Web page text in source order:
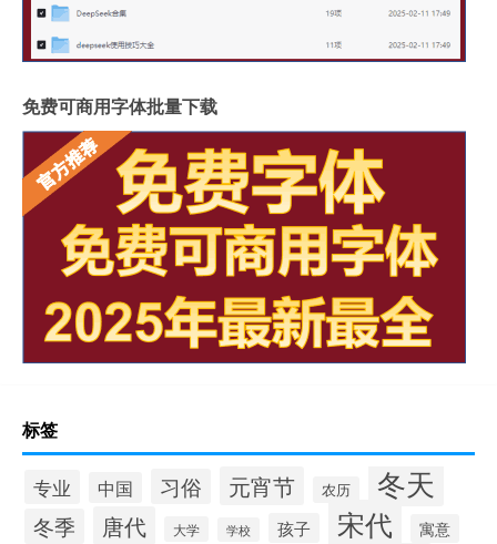
免费可商用字体批量下载
标签
专业 中国 习俗 元宵节 农历 冬天
冬季 唐代 大学 学校 孩子 宋代 寓意